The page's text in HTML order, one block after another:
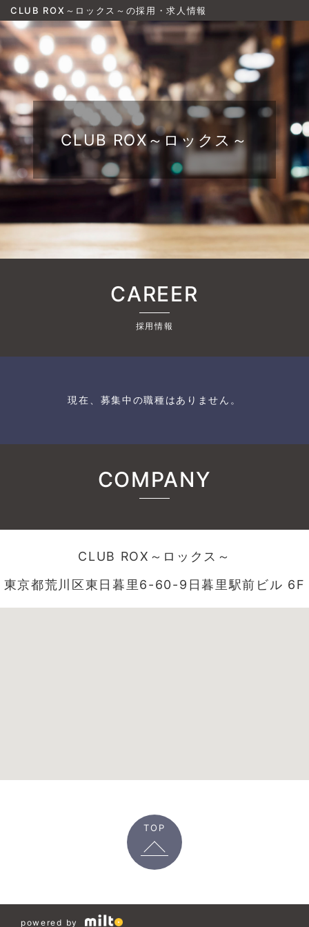
CLUB ROX～ロックス～の採用・求人情報
CLUB ROX～ロックス～
CAREER
採用情報
現在、募集中の職種はありません。
COMPANY
CLUB ROX～ロックス～
東京都荒川区東日暮里6-60-9日暮里駅前ビル 6F
TOP
powered by